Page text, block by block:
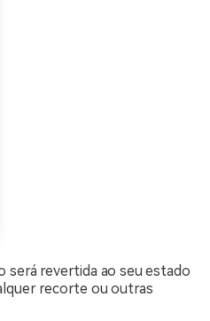
será revertida ao seu estado
recorte ou outras